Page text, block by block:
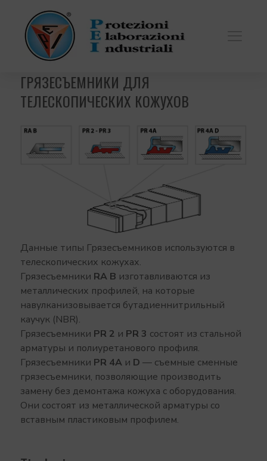
ГРЯЗЕСЪЕМНИКИ ДЛЯ
ТЕЛЕСКОПИЧЕСКИХ КОЖУХОВ
Данные типы Грязесъемникoв используются в
телескопических кожухах.
Грязесъемники RA B изготавливаются из
металлических профилей, на которые
навулканизовывается бутадиеннитрильный
каучук (NBR).
Грязесъемники PR 2 и PR 3 состоят из стальной
арматуры и полиуретанового профиля.
Грязесъемники PR 4Aи D — съемные сменные
грязесъемники, позволяющие производить
замену без демонтажа кожуха с оборудования.
Они состоят из металлической арматуры со
вставным пластиковым профилем.